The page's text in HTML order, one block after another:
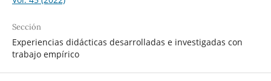
Sección
Experiencias didácticas desarrolladas e investigadas con
trabajo empírico